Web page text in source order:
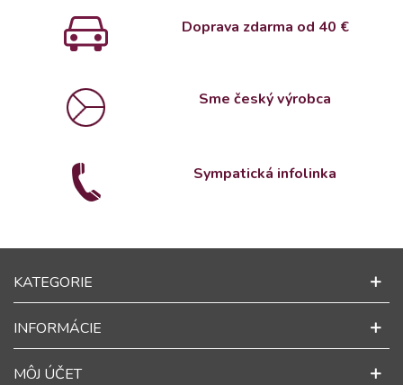
Doprava zdarma od 40 €
Sme český výrobca
Sympatická infolinka
KATEGORIE
INFORMÁCIE
MÔJ ÚČET